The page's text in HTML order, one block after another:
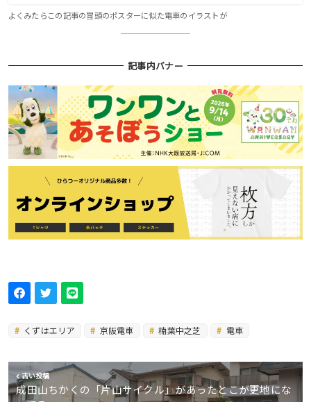
よくみたらこの記事の冒頭のポスターに似た電車のイラストが
記事内バナー
くずはエリア 京阪電車 楠葉中之芝 電車
古い投稿
成田山ちかくの「片山サイクル」があったとこが更地にな